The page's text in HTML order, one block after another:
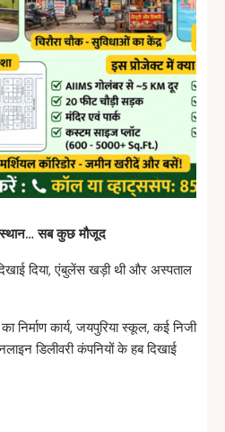
सबकुछमौजूद
दिया, एंबुलेंस खड़ी थी और अस्पताल
निर्माण कार्य, जयपुरिया स्कूल, कई निजी
डिलीवरी कंपनियों के हब दिखाई